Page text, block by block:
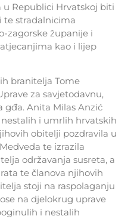
u Republici Hrvatskoj biti
te stradalnicima
zagorske županije i
kao i lijep
branitelja Tome
za savjetodavnu,
gđa. Anita Milas Anzić
i umrlih hrvatskih
obitelji pozdravila u
te izrazila
održavanja susreta, a
te članova njihovih
stoji na raspolaganju
na djelokrug uprave
i nestalih